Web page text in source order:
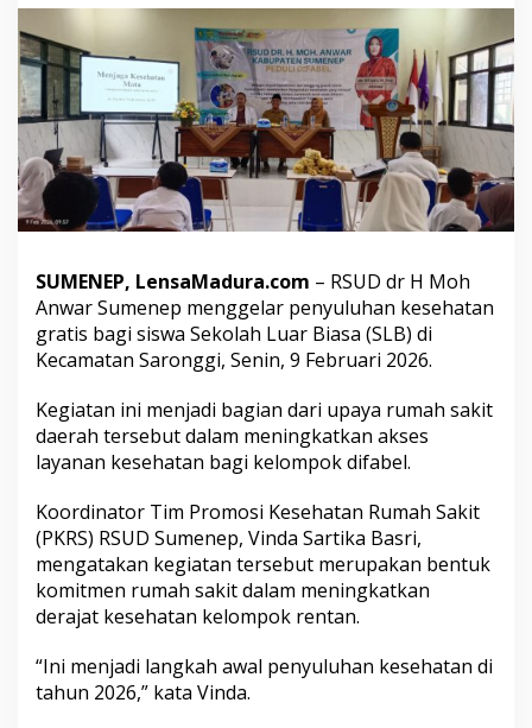
p
e
l
a
r
P
e
n
u
l
u
h
a
K
e
s
e
a
t
a
n
G
r
t
i
s
SUMENEP, LensaMadura.com – RSUD dr H Moh
Anwar Sumenep menggelar penyuluhan kesehatan
gratis bagi siswa Sekolah Luar Biasa (SLB) di
Kecamatan Saronggi, Senin, 9 Februari 2026.
Kegiatan ini menjadi bagian dari upaya rumah sakit
daerah tersebut dalam meningkatkan akses
layanan kesehatan bagi kelompok difabel.
Koordinator Tim Promosi Kesehatan Rumah Sakit
(PKRS) RSUD Sumenep, Vinda Sartika Basri,
mengatakan kegiatan tersebut merupakan bentuk
komitmen rumah sakit dalam meningkatkan
derajat kesehatan kelompok rentan.
“Ini menjadi langkah awal penyuluhan kesehatan di
tahun 2026,” kata Vinda.